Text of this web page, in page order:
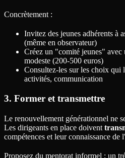
Concrètement :
Invitez des jeunes adhérents à
(même en observateur)
Créez un "comité jeunes" avec
modeste (200-500 euros)
Consultez-les sur les choix qui
activités, communication
3. Former et transmettre
Le renouvellement générationnel ne
Les dirigeants en place doivent
compétences et leur connaissance de
Proposez du mentorat informel : un